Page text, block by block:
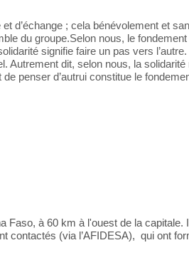
d’échange ; cela bénévolement et
du groupe.Selon nous, le
signifie faire un pas vers
dit, selon nous, la
penser d’autrui constitue le
Faso, à 60 km à l'ouest de la
(via l’AFIDESA), qui ont